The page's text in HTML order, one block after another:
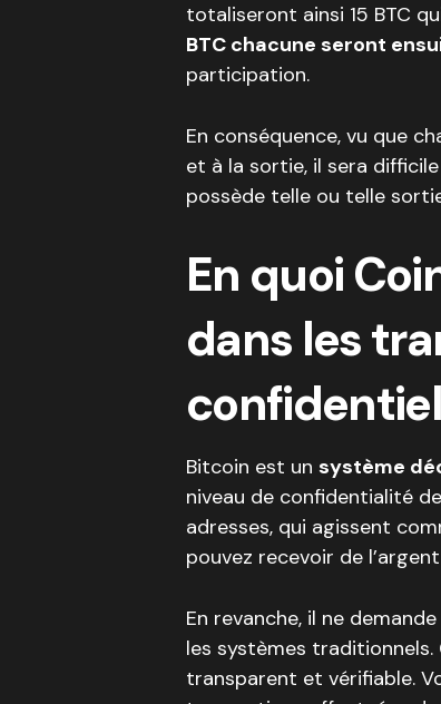
totaliseront ainsi 15 BTC
BTC chacune seront
participation.
En conséquence, vu que
et à la sortie, il sera
possède telle ou telle
En quoi
dans les
Bitcoin est un système
niveau de confidentialité
adresses, qui agissent
pouvez recevoir de
En revanche, il ne
les systèmes
transparent et vérifiable.